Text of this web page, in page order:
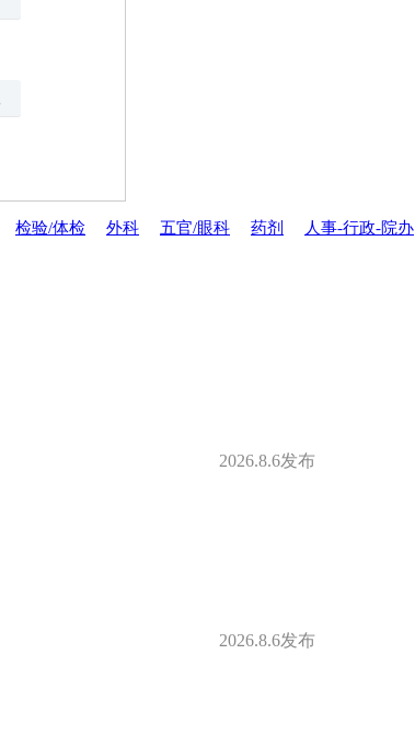
检验/体检 外科 五官/眼科 药剂 人事-行政-院办
2026.8.6发布
2026.8.6发布